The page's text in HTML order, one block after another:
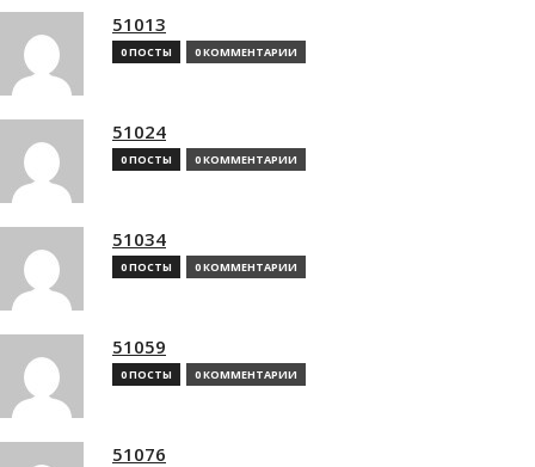
51013
0 ПОСТЫ 0 КОММЕНТАРИИ
51024
0 ПОСТЫ 0 КОММЕНТАРИИ
51034
0 ПОСТЫ 0 КОММЕНТАРИИ
51059
0 ПОСТЫ 0 КОММЕНТАРИИ
51076